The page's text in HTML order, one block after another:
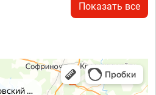
Показать все